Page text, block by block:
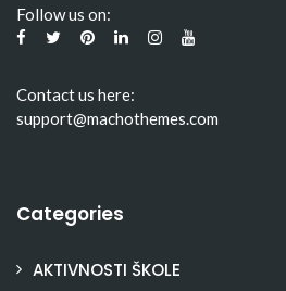
Follow us on:
Contact us here:
support@machothemes.com
Categories
AKTIVNOSTI ŠKOLE